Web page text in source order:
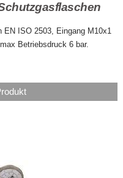
ISO 2503, Eingang M10x1
Betriebsdruck 6 bar.